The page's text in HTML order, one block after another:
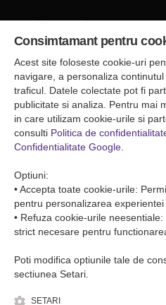
Sediul central
Falticeni ( Autogara Romfour )
str. Plutonier Ghiniţă nr.8,
0040374557200
Condiții de Transport
Condițiile de transport colete
Condițiile de transport persone
Consimtamant pentru
Acest site foloseste cookie-uri
navigare, a personaliza
traficul. Datele colectate pot fi
publicitate si analiza. Pentru mai
in care utilizam cookie-urile si
consulti Politica de
Confidentialitate Google
Optiuni:
• Accepta toate cookie-urile:
pentru personalizarea experientei
• Refuza cookie-urile
strict necesare pentru
Poti modifica optiunile tale de
sectiunea Setari.
SETARI